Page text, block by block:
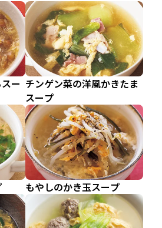
ー チンゲン菜の洋風かきたま
スープ
もやしのかき玉スープ